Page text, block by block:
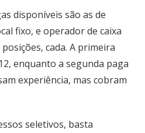
disponíveis são as de
fixo, e operador de caixa
cada. A primeira
enquanto a segunda paga
experiência, mas cobram
seletivos, basta